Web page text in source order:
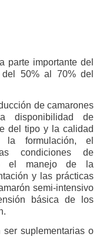
parte importante del
50% al 70% del
de camarones
disponibilidad de
del tipo y la calidad
formulación, el
condiciones de
y el manejo de la
y las prácticas
semi-intensivo
básica de los
ser suplementarias o